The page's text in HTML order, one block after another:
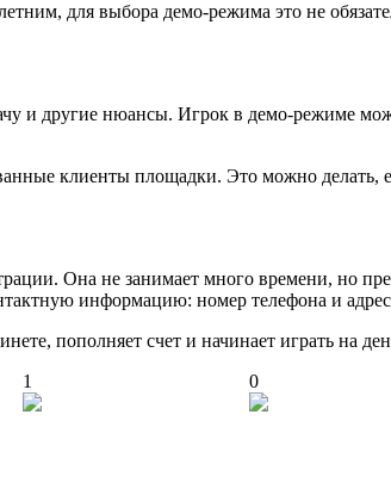
для выбора демо-режима это не
и другие нюансы. Игрок в демо-режиме
клиенты площадки. Это можно
Она не занимает много времени, но
информацию: номер телефона и
пополняет счет и начинает играть на
1 0